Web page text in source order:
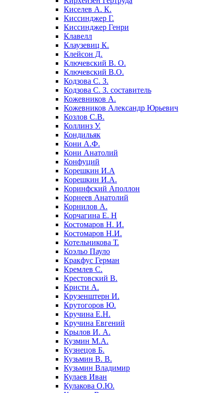
Киселев А. К.
Киссинджер Г.
Киссинджер Генри
Клавелл
Клаузевиц К.
Клейсон Д.
Ключевский В. О.
Ключевский В.О.
Кодзова С. З.
Кодзова С. З. составитель
Кожевников А.
Кожевников Александр Юрьевич
Козлов С.В.
Коллинз У.
Кондильяк
Кони А.Ф.
Кони Анатолий
Конфуций
Корешкин И.А
Корешкин И.А.
Коринфский Аполлон
Корнеев Анатолий
Корнилов А.
Корчагина Е. Н
Костомаров Н. И.
Костомаров Н.И.
Котельникова Т.
Коэльо Пауло
Кракфус Герман
Кремлев С.
Крестовский В.
Кристи А.
Крузенштерн И.
Крутогоров Ю.
Кручина Е.Н.
Кручина Евгений
Крылов И. А.
Кузмин М.А.
Кузнецов Б.
Кузьмин В. В.
Кузьмин Владимир
Кулаев Иван
Кулакова О.Ю.